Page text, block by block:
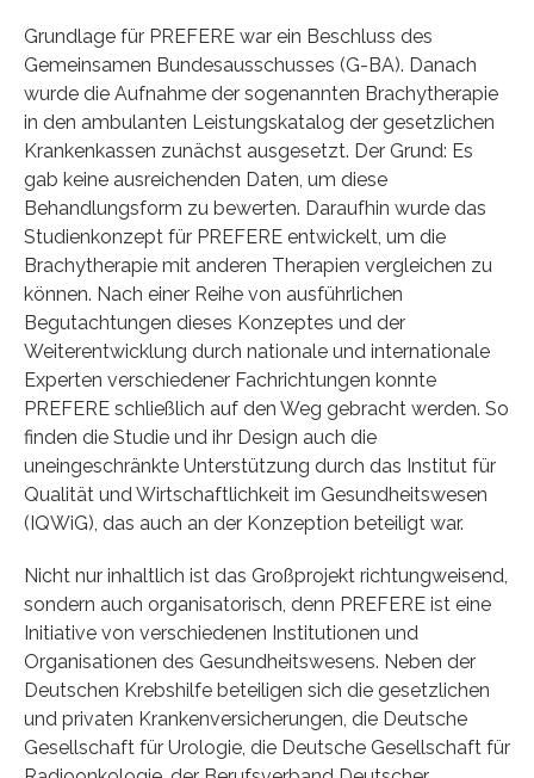
Grundlage für PREFERE war ein Beschluss des
Gemeinsamen Bundesausschusses (G-BA). Danach
wurde die Aufnahme der sogenannten Brachytherapie
in den ambulanten Leistungskatalog der gesetzlichen
Krankenkassen zunächst ausgesetzt. Der Grund: Es
gab keine ausreichenden Daten, um diese
Behandlungsform zu bewerten. Daraufhin wurde das
Studienkonzept für PREFERE entwickelt, um die
Brachytherapie mit anderen Therapien vergleichen zu
können. Nach einer Reihe von ausführlichen
Begutachtungen dieses Konzeptes und der
Weiterentwicklung durch nationale und internationale
Experten verschiedener Fachrichtungen konnte
PREFERE schließlich auf den Weg gebracht werden. So
finden die Studie und ihr Design auch die
uneingeschränkte Unterstützung durch das Institut für
Qualität und Wirtschaftlichkeit im Gesundheitswesen
(IQWiG), das auch an der Konzeption beteiligt war.
Nicht nur inhaltlich ist das Großprojekt richtungweisend,
sondern auch organisatorisch, denn PREFERE ist eine
Initiative von verschiedenen Institutionen und
Organisationen des Gesundheitswesens. Neben der
Deutschen Krebshilfe beteiligen sich die gesetzlichen
und privaten Krankenversicherungen, die Deutsche
Gesellschaft für Urologie, die Deutsche Gesellschaft für